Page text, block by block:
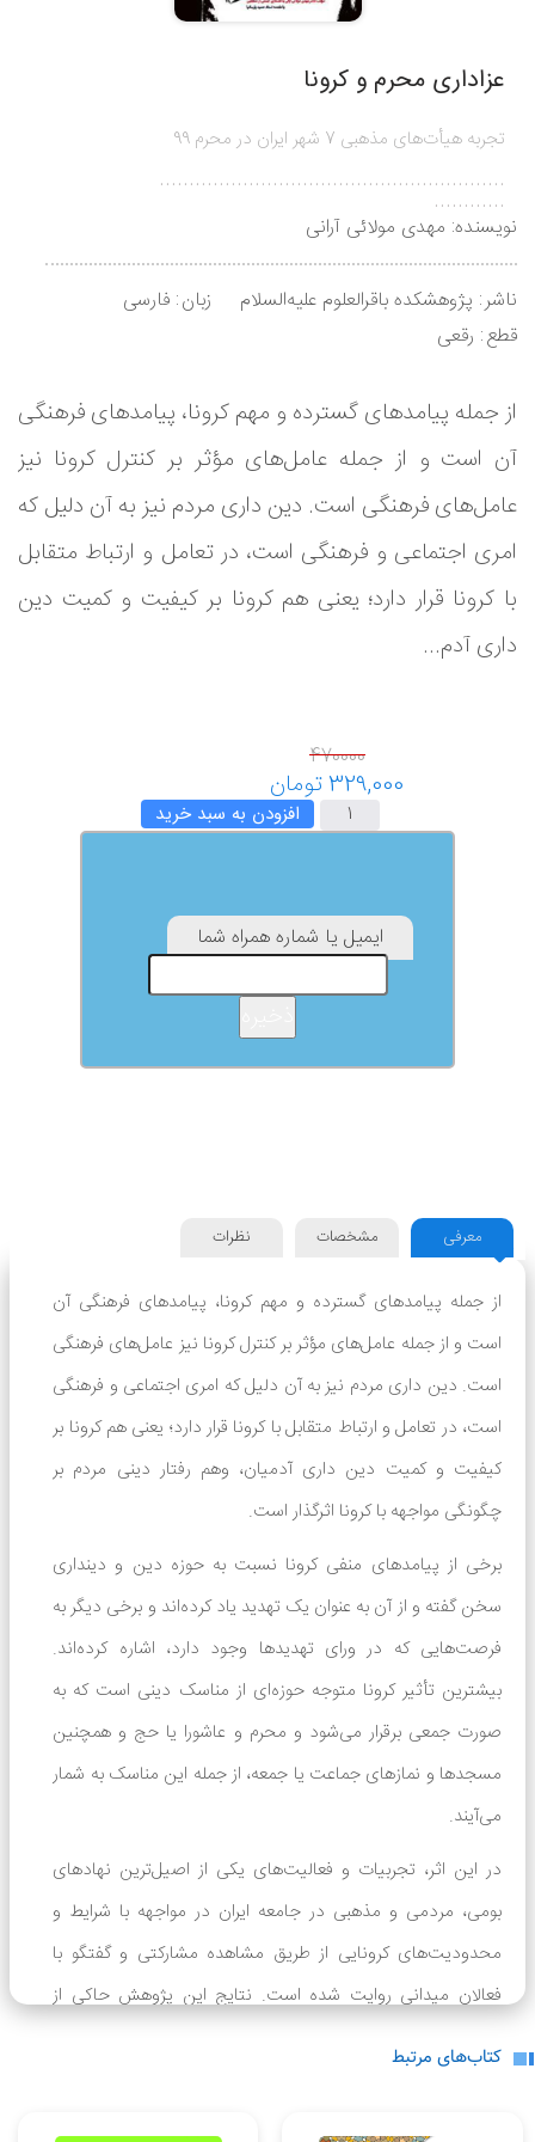
عزاداری محرم و کرونا
تجربه هیأت‌های مذهبی 7 شهر ایران در محرم 99
..........................................................
............
نویسنده: مهدی مولائی آرانی
ناشر پژوهشکده باقرالعلوم علیه‌السلام زبان فارسی
قطع رقعی
از جمله پیامدهای گسترده و مهم کرونا، پیامدهای فرهنگی
آن است و از جمله عامل‌های مؤثر بر کنترل کرونا نیز
عامل‌های فرهنگی است. دین داری مردم نیز به آن دلیل که
امری اجتماعی و فرهنگی است، در تعامل و ارتباط متقابل
با کرونا قرار دارد؛ یعنی هم کرونا بر کیفیت و کمیت دین
داری آدم...
افزودن به سبد خرید
ایمیل یا شماره همراه شما
معرفی مشخصات نظرات
از جمله پیامدهای گسترده و مهم کرونا، پیامدهای فرهنگی آن
است و از جمله عامل‌های مؤثر بر کنترل کرونا نیز عامل‌های فرهنگی
است. دین داری مردم نیز به آن دلیل که امری اجتماعی و فرهنگی
است، در تعامل و ارتباط متقابل با کرونا قرار دارد؛ یعنی هم کرونا بر
کیفیت و کمیت دین داری آدمیان، وهم رفتار دینی مردم بر
چگونگی مواجهه با کرونا اثرگذار است.
برخی از پیامدهای منفی کرونا نسبت به حوزه دین و دینداری
سخن گفته و از آن به عنوان یک تهدید یاد کرده‌اند و برخی دیگر به
فرصت‌هایی که در ورای تهدیدها وجود دارد، اشاره کرده‌اند.
بیشترین تأثیر کرونا متوجه حوزه‌ای از مناسک دینی است که به
صورت جمعی برقرار می‌شود و محرم و عاشورا یا حج و همچنین
مسجدها و نمازهای جماعت یا جمعه، از جمله این مناسک به شمار
می‌آیند.
در این اثر، تجربیات و فعالیت‌های یکی از اصیل‌ترین نهادهای
بومی، مردمی و مذهبی در جامعه ایران در مواجهه با شرایط و
محدودیت‌های کرونایی از طریق مشاهده مشارکتی و گفتگو با
فعالان میدانی روایت شده است. نتایج این پژوهش حاکی از
نوشته شده توسط بب -
25 شهریور 1400
ببب
با سلام کتاب خوب و مفیدی بود. ممنون
کتاب‌های مرتبط